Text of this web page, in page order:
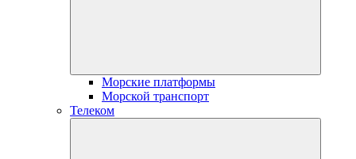
Морские платформы
Морской транспорт
Телеком